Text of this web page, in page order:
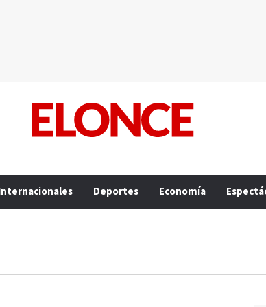
Deportes Economía